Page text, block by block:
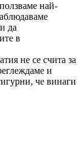
най-
да
в
не се счита за
и
че винаги